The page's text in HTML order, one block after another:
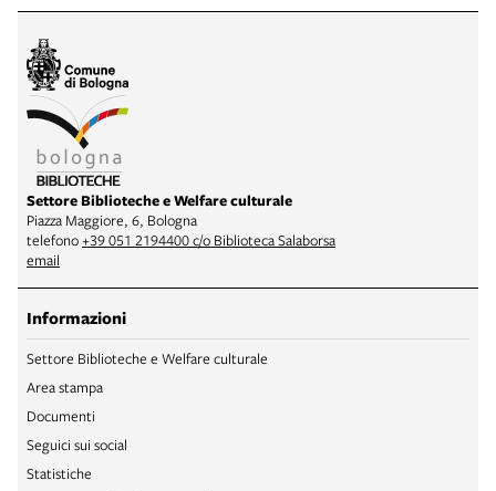
Settore Biblioteche e Welfare culturale
Piazza Maggiore, 6, Bologna
telefono+39 051 2194400 c/o Biblioteca Salaborsa
email
Informazioni
Settore Biblioteche e Welfare culturale
Area stampa
Documenti
Seguici sui social
Statistiche